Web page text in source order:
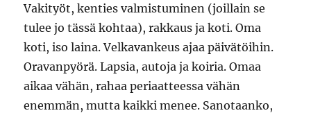
Vakityöt, kenties valmistuminen (joillain se
tulee jo tässä kohtaa), rakkaus ja koti. Oma
koti, iso laina. Velkavankeus ajaa päivätöihin.
Oravanpyörä. Lapsia, autoja ja koiria. Omaa
aikaa vähän, rahaa periaatteessa vähän
enemmän, mutta kaikki menee. Sanotaanko,